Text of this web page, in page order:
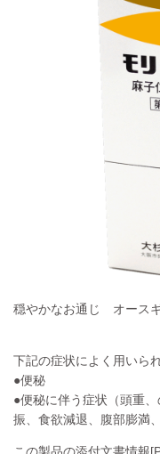
穏やかなお通じ オース
下記の症状によく用いら
●便秘
●便秘に伴う症状（頭重
振、食欲減退、腹部膨満